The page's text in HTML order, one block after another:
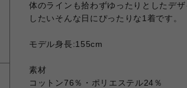
体のラインも拾わずゆったりとしたデ
したいそんな日にぴったりな1着です。
モデル身長:155cm
素材
コットン76％・ポリエステル24％